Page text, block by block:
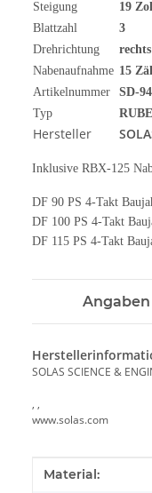
Steigung
19
Blattzahl
3
Drehrichtung
rechts
Nabenaufnahme 15
Artikelnummer
SD-
Typ
Hersteller
Inklusive RBX-125
DF 90 PS 4-Takt
DF 100 PS 4-Takt
DF 115 PS 4-Takt
SOLAS SCIENCE &
, ,
www.solas.com
Wert
Material: